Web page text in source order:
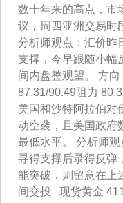
数十年来的高点，市
议，周四亚洲交易时
分析师观点：汇价昨
支撑，今早跟随小幅
间内盘整观望。 方
87.31/90.49阻力
美国和沙特阿拉伯对
动空袭，且美国政府
最低水平。 分析师
寻得支撑后录得反弹
能突破，则留意在上
间交投 现货黄金